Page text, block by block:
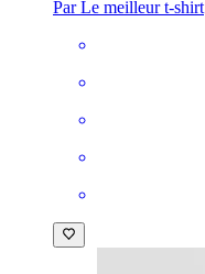
Par Le meilleur t-shirt